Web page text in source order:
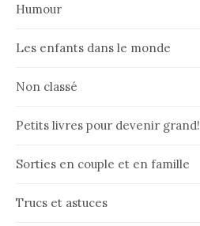
Humour
Les enfants dans le monde
Non classé
Petits livres pour devenir grand!
Sorties en couple et en famille
Trucs et astuces